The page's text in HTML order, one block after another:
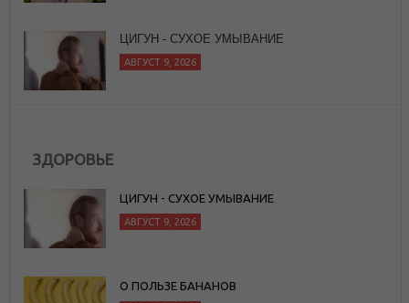
ЦИГУН - СУХОЕ УМЫВАНИЕ
АВГУСТ 9, 2026
ЗДОРОВЬЕ
ЦИГУН - СУХОЕ УМЫВАНИЕ
АВГУСТ 9, 2026
О ПОЛЬЗЕ БАНАНОВ